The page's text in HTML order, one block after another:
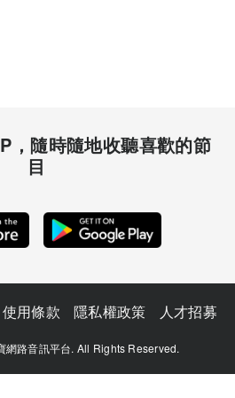
，隨時隨地收聽喜歡的節
目
使用條款 隱私權政策 人才招募
路音訊平台. All Rights Reserved.